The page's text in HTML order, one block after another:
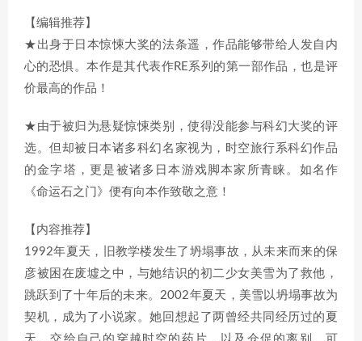
【编辑推荐】
★出身于日本惊悚大奖的法条遥，作品能够带给人发自内
心的恐惧。本作是其代表作RE系列的第一部作品，也是评
价最高的作品！
★由于被归为悬疑惊悚类别，使得没能参与科幻大奖的评
选。但却被日本诸多科幻名家视为，时空旅行系科幻作品
的金字塔，更是被诸多日本游戏脚本家所青睐。如名作
《命运石之门》便有向本作致敬之意！
【内容推荐】
1992年夏天，旧教学楼发生了坍塌事故，从未来而来的保
彦被困在废墟之中，与她结识的初二少女美雪为了救他，
跳跃到了十年后的未来。2002年夏天，美雪以坍塌事故为
契机，成为了小说家。她回想起了两曾经共同经历过的夏